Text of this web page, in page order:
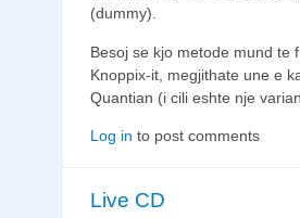
(dummy).
Besoj se kjo metode mund te
Knoppix-it, megjithate une e
Quantian (i cili eshte nje
Log in to post comments
Live CD